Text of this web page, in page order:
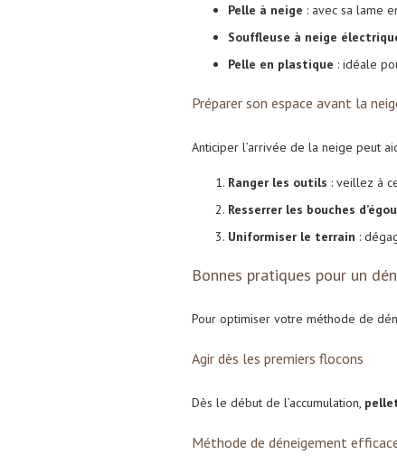
Pelle à neige : avec sa lame
Souffleuse à neige
Pelle en plastique : idéale
Préparer son espace avant la
Anticiper l’arrivée de la neige peut
Ranger les outils : veillez à
Resserrer les bouches
Uniformiser le terrain :
Bonnes pratiques pour un
Pour optimiser votre méthode de
Agir dès les premiers flocons
Dès le début de l’accumulation,
Méthode de déneigement